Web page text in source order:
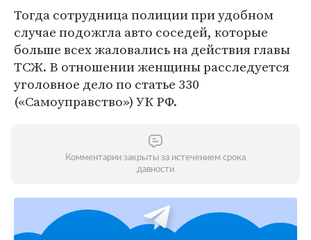
Тогда сотрудница полиции при удобном
случае подожгла авто соседей, которые
больше всех жаловались на действия главы
ТСЖ. В отношении женщины расследуется
уголовное дело по статье 330
(«Самоуправство») УК РФ.
Комментарии закрыты за истечением срока
давности